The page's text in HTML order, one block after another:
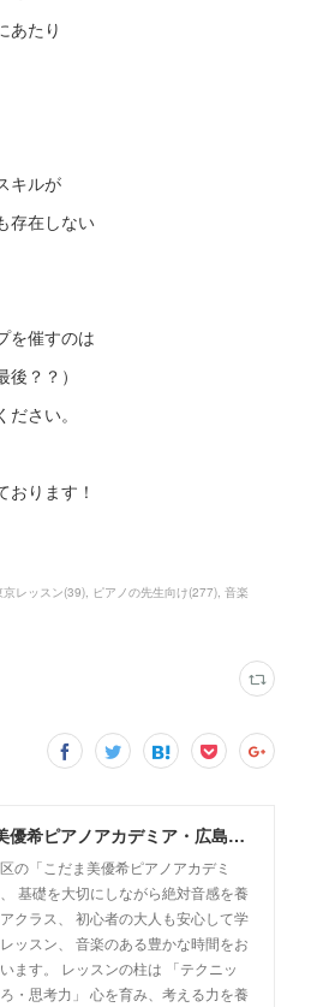
あたり
キルが
存在しない
を催すのは
？？）
さい。
おります！
京レッスン(39) ピアノの先生向け(277) 音楽
こだま美優希ピアノアカデミア・広島市中区
の「こだま美優希ピアノアカデミ
基礎を大切にしながら絶対音感を養
クラス、 初心者の大人も安心して学
ッスン、 音楽のある豊かな時間をお
ます。 レッスンの柱は 「テクニッ
・思考力」 心を育み、考える力を養